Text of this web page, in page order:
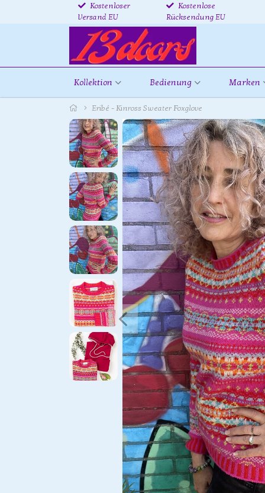
Kostenloser
Versand EU
Kostenlose
Rücksendung EU
Kollektion Bedienung Marken
Eribé - Kinross Sweater Foxglove